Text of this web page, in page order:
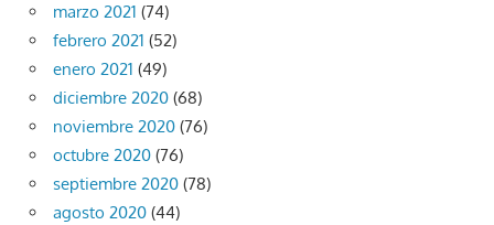
marzo 2021 (74)
febrero 2021 (52)
enero 2021 (49)
diciembre 2020 (68)
noviembre 2020 (76)
octubre 2020 (76)
septiembre 2020 (78)
agosto 2020 (44)